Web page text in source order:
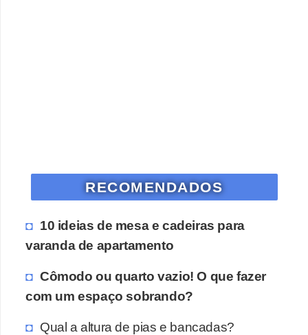
RECOMENDADOS
10 ideias de mesa e cadeiras para
varanda de apartamento
Cômodo ou quarto vazio! O que fazer
com um espaço sobrando?
Qual a altura de pias e bancadas?